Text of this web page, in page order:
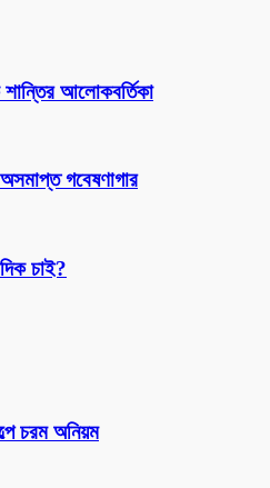
আলোকবর্তিকা
গবেষণাগার
চাই?
চরম অনিয়ম